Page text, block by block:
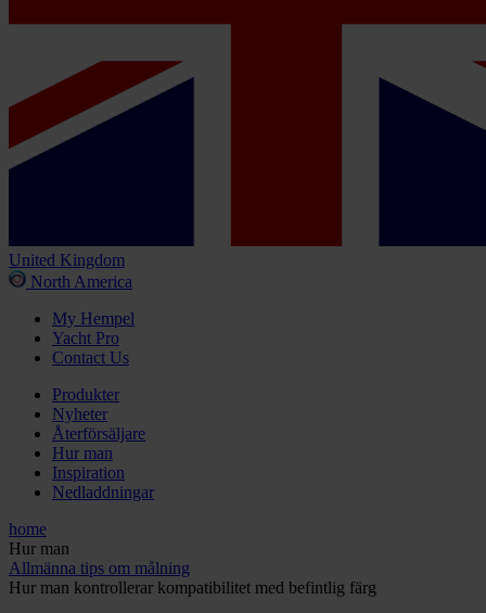
United Kingdom
North America
My Hempel
Yacht Pro
Contact Us
Produkter
Nyheter
Återförsäljare
Hur man
Inspiration
Nedladdningar
home
Hur man
Allmänna tips om målning
Hur man kontrollerar kompatibilitet med befintlig färg